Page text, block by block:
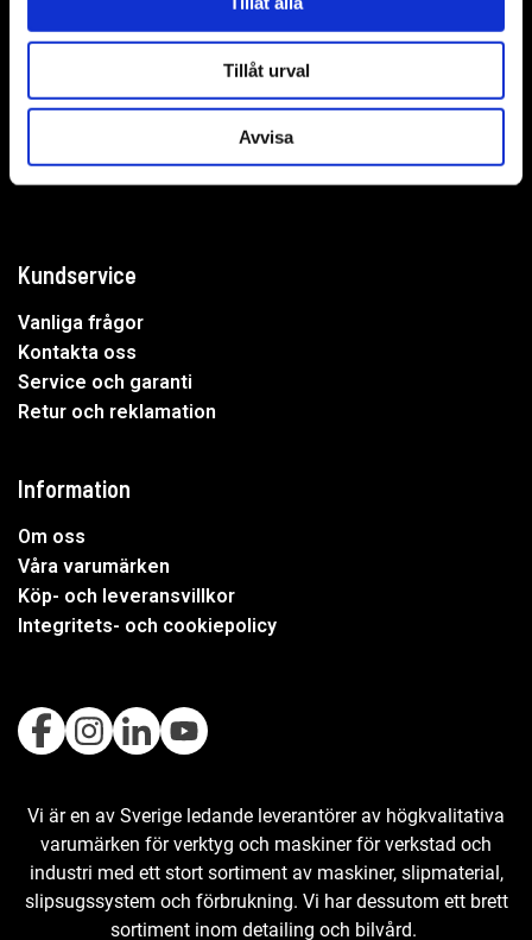
Tillåt urval
Avvisa
Adress: Elementvägen 7, 702 27 Örebro
Eller ring oss:019-20 73 30
Kundservice
Vanliga frågor
Kontakta oss
Service och garanti
Retur och reklamation
Information
Om oss
Våra varumärken
Köp- och leveransvillkor
Integritets- och cookiepolicy
Vi är en av Sverige ledande leverantörer av högkvalitativa
varumärken för verktyg och maskiner för verkstad och
industri med ett stort sortiment av maskiner, slipmaterial,
slipsugssystem och förbrukning. Vi har dessutom ett brett
sortiment inom detailing och bilvård.